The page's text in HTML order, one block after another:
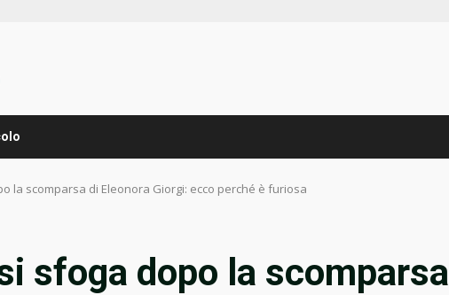
la scomparsa di Eleonora Giorgi: ecco perché è furiosa
sfoga dopo la scomparsa